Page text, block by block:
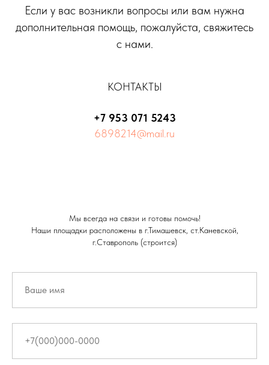
Если у вас возникли вопросы или вам нужна
дополнительная помощь, пожалуйста, свяжитесь
с нами.
КОНТАКТЫ
+7 953 071 5243
6898214@mail.ru
Мы всегда на связи и готовы помочь!
Наши площадки расположены в г.Тимашевск, ст.Каневской,
г.Ставрополь (строится)